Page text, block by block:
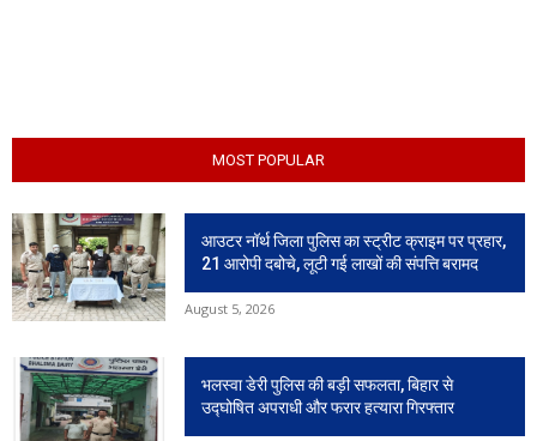
MOST POPULAR
आउटर नॉर्थ जिला पुलिस का स्ट्रीट क्राइम पर प्रहार,
21 आरोपी दबोचे, लूटी गई लाखों की संपत्ति बरामद
August 5, 2026
भलस्वा डेरी पुलिस की बड़ी सफलता, बिहार से
उद्घोषित अपराधी और फरार हत्यारा गिरफ्तार